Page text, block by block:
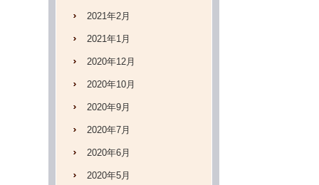
2021年2月
2021年1月
2020年12月
2020年10月
2020年9月
2020年7月
2020年6月
2020年5月